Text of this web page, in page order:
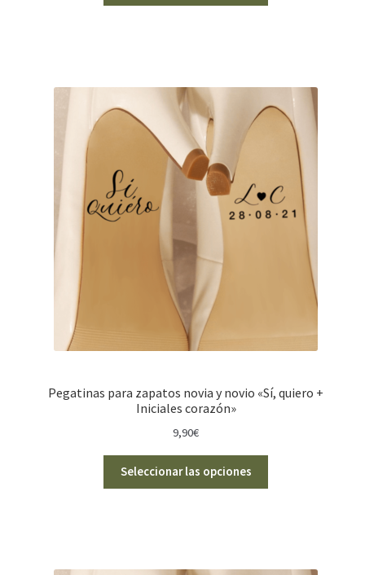
Pegatinas para zapatos novia y novio «Sí, quiero +
Iniciales corazón»
9,90€
Seleccionar las opciones